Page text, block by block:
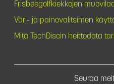
Frisbeegolfkiekkojen
Väri- ja painovalitsimen
Mitä TechDiscin heittodata
Seuraa